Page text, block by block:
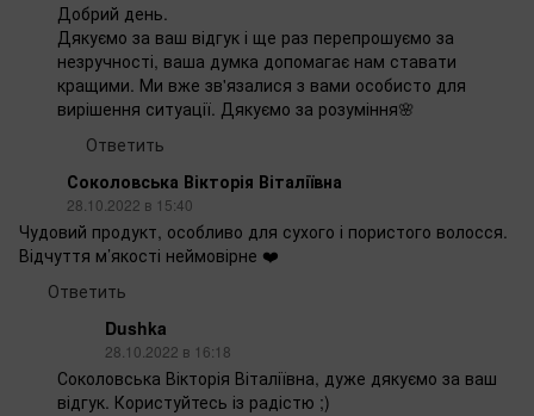
Добрий день.
Дякуємо за ваш відгук і ще раз перепрошуємо за
незручності, ваша думка допомагає нам ставати
кращими. Ми вже зв'язалися з вами особисто для
вирішення ситуації. Дякуємо за розуміння🌸
Ответить
Соколовська Вікторія Віталіївна
28.10.2022 в 15:40
Чудовий продукт, особливо для сухого і пористого волосся.
Відчуття м’якості неймовірне ❤️
Ответить
Dushka
28.10.2022 в 16:18
Соколовська Вікторія Віталіївна, дуже дякуємо за ваш
відгук. Користуйтесь із радістю ;)